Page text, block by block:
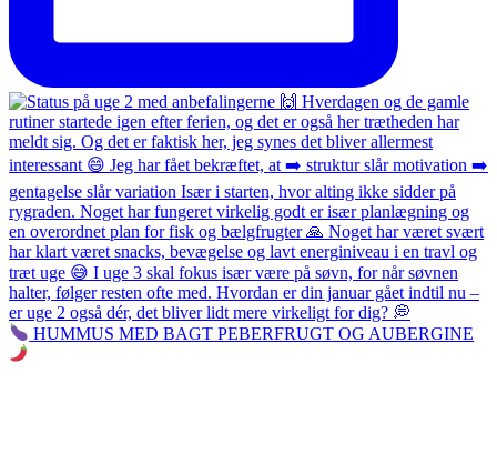
HUMMUS MED BAGT PEBERFRUGT OG AUBERGINE